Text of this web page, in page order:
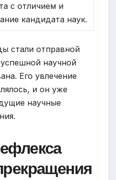
с отличием и
кандидата наук.
стали отправной
научной
Его увлечение
и он уже
научные